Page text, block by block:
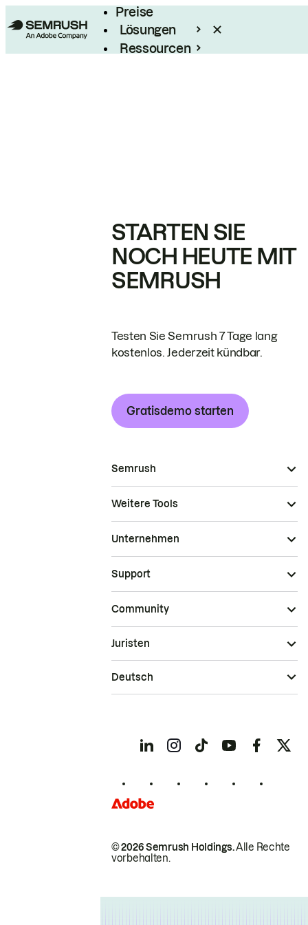
Preise
Lösungen
Ressourcen
STARTEN SIE
NOCH HEUTE MIT
SEMRUSH
Testen Sie Semrush 7 Tage lang
kostenlos. Jederzeit kündbar.
Gratisdemo starten
Semrush
Weitere Tools
Unternehmen
Support
Community
© 2026 Semrush Holdings.Alle Rechte
vorbehalten.
Juristen
Deutsch